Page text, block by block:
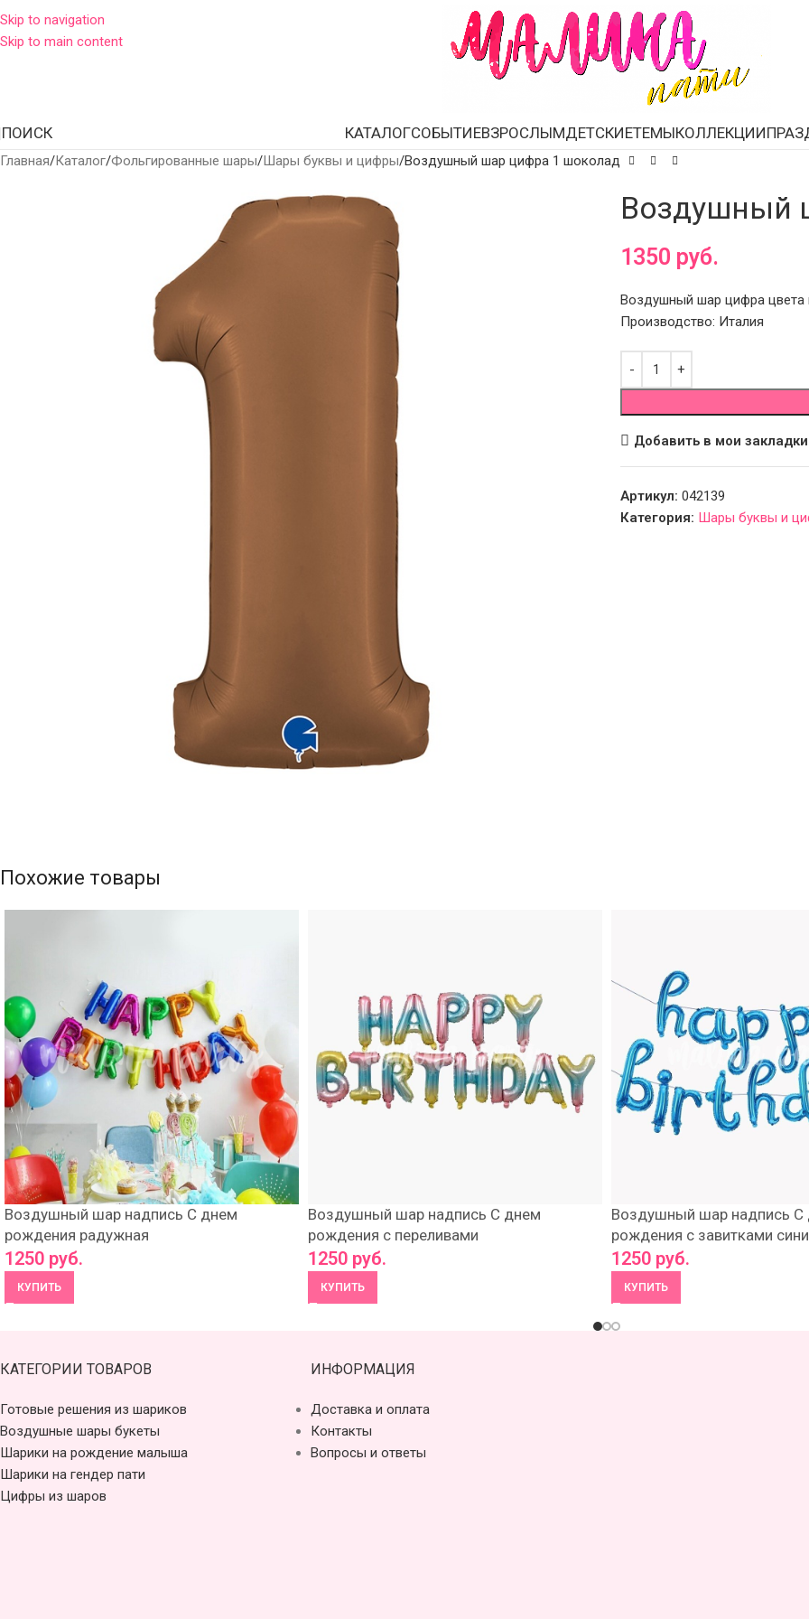
Skip to navigation
Skip to main content
ПОИСК КАТАЛОГСОБЫТИЕВЗРОСЛЫМДЕТСКИЕТЕМЫКОЛЛЕКЦИИ
Главная Каталог Фольгированные шары Шары буквы и цифры Воздушный шар цифра 1 шоколад
Воздушный
1350 руб.
Воздушный шар цифра цвета
Производство: Италия
Добавить в мои закладки
Артикул: 042139
Категория: Шары буквы и
Похожие товары
Воздушный шар надпись С днем
рождения радужная
1250 руб.
КУПИТЬ
Воздушный шар надпись С днем
рождения с переливами
1250 руб.
КУПИТЬ
Воздушный шар надпись С
рождения с завитками
1250 руб.
КУПИТЬ
КАТЕГОРИИ ТОВАРОВ
Готовые решения из шариков
Воздушные шары букеты
Шарики на рождение малыша
Шарики на гендер пати
Цифры из шаров
ИНФОРМАЦИЯ
Доставка и оплата
Контакты
Вопросы и ответы